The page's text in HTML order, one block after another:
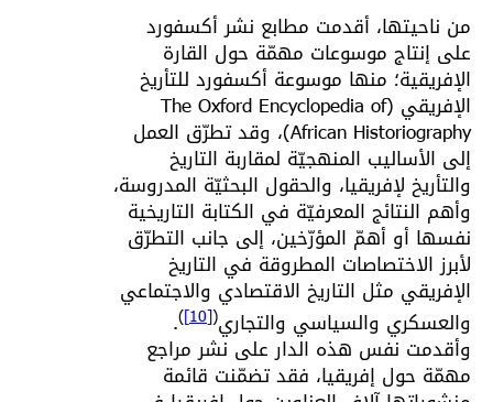
من ناحيتها، أقدمت مطابع نشر أكسفورد
على إنتاج موسوعات مهمّة حول القارة
الإفريقية؛ منها موسوعة أكسفورد للتأريخ
الإفريقي (The Oxford Encyclopedia of
African Historiography)، وقد تطرّق العمل
إلى الأساليب المنهجيّة لمقاربة التاريخ
والتأريخ لإفريقيا، والحقول البحثيّة المدروسة،
وأهم النتائج المعرفيّة في الكتابة التاريخية
نفسها أو أهمّ المؤرّخين، إلى جانب التطرّق
لأبرز الاختصاصات المطروقة في التاريخ
الإفريقي مثل التاريخ الاقتصادي والاجتماعي
والعسكري والسياسي والتجاري(
[10]
)
.
وأقدمت نفس هذه الدار على نشر مراجع
مهمّة حول إفريقيا، فقد تضمّنت قائمة